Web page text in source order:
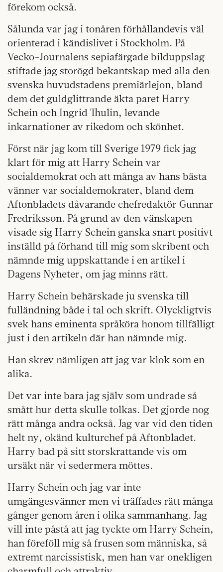
förekom också.
Sålunda var jag i tonåren förhållandevis väl
orienterad i kändislivet i Stockholm. På
Vecko-Journalens sepiafärgade bilduppslag
stiftade jag storögd bekantskap med alla den
svenska huvudstadens premiärlejon, bland
dem det guldglittrande äkta paret Harry
Schein och Ingrid Thulin, levande
inkarnationer av rikedom och skönhet.
Först när jag kom till Sverige 1979 fick jag
klart för mig att Harry Schein var
socialdemokrat och att många av hans bästa
vänner var socialdemokrater, bland dem
Aftonbladets dåvarande chefredaktör Gunnar
Fredriksson. På grund av den vänskapen
visade sig Harry Schein ganska snart positivt
inställd på förhand till mig som skribent och
nämnde mig uppskattande i en artikel i
Dagens Nyheter, om jag minns rätt.
Harry Schein behärskade ju svenska till
fulländning både i tal och skrift. Olyckligtvis
svek hans eminenta språköra honom tillfälligt
just i den artikeln där han nämnde mig.
Han skrev nämligen att jag var klok som en
alika.
Det var inte bara jag själv som undrade så
smått hur detta skulle tolkas. Det gjorde nog
rätt många andra också. Jag var vid den tiden
helt ny, okänd kulturchef på Aftonbladet.
Harry bad på sitt storskrattande vis om
ursäkt när vi sedermera möttes.
Harry Schein och jag var inte
umgängesvänner men vi träffades rätt många
gånger genom åren i olika sammanhang. Jag
vill inte påstå att jag tyckte om Harry Schein,
han föreföll mig så frusen som människa, så
extremt narcissistisk, men han var onekligen